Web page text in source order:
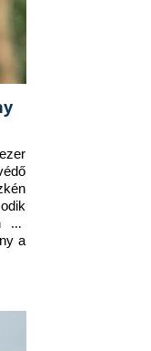
az
a